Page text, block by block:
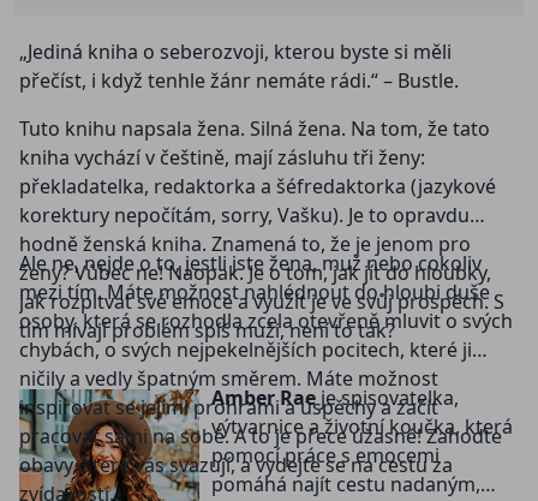
„Jediná kniha o seberozvoji, kterou byste si měli
přečíst, i když tenhle žánr nemáte rádi.“ – Bustle.
Tuto knihu napsala žena. Silná žena. Na tom, že tato
kniha vychází v češtině, mají zásluhu tři ženy:
překladatelka, redaktorka a šéfredaktorka (jazykové
korektury nepočítám, sorry, Vašku). Je to opravdu
hodně ženská kniha. Znamená to, že je jenom pro
ženy? Vůbec ne! Naopak. Je o tom, jak jít do hloubky,
jak rozpitvat své emoce a využít je ve svůj prospěch. S
tím mívají problém spíš muži, není to tak?
Ale ne, nejde o to, jestli jste žena, muž nebo cokoliv
mezi tím. Máte možnost nahlédnout do hloubi duše
osoby, která se rozhodla zcela otevřeně mluvit o svých
chybách, o svých nejpekelnějších pocitech, které ji
ničily a vedly špatným směrem. Máte možnost
inspirovat se jejími prohrami a úspěchy a začít
pracovat sami na sobě. A to je přece úžasné! Zahoďte
obavy, které vás svazují, a vydejte se na cestu za
zvídavostí.
Amber Raeje spisovatelka,
výtvarnice a životní koučka, která
pomocí práce s emocemi
pomáhá najít cestu nadaným,